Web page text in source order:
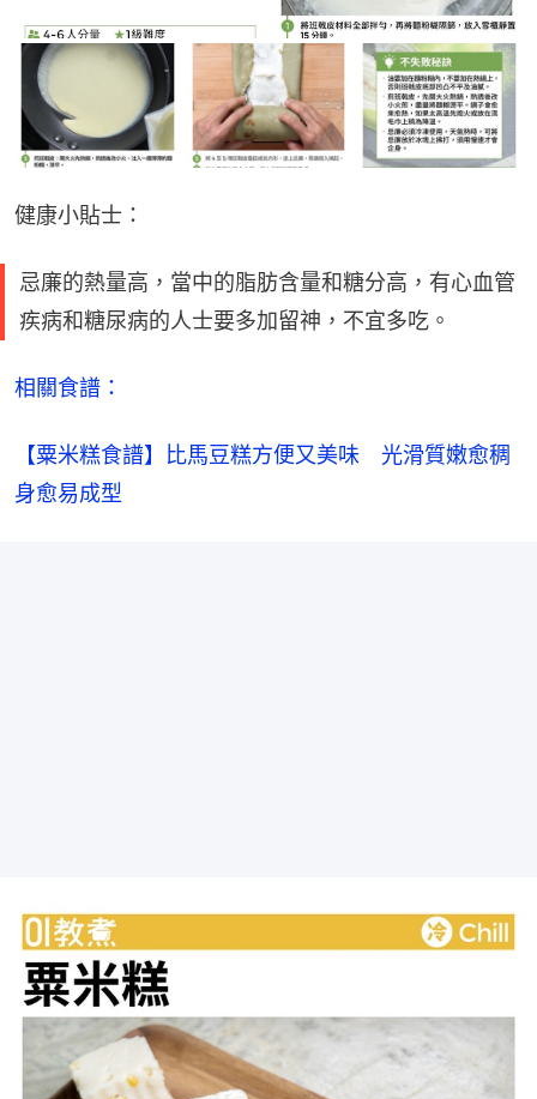
健康小貼士：
忌廉的熱量高，當中的脂肪含量和糖分高，有心血管
疾病和糖尿病的人士要多加留神，不宜多吃。
相關食譜：
【粟米糕食譜】比馬豆糕方便又美味　光滑質嫩愈稠
身愈易成型